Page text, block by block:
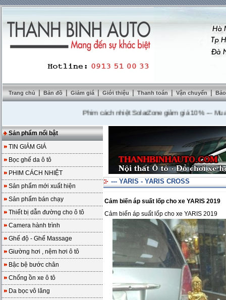
Trang chủ | Bản đồ | Giảm giá | Giới thiệu | Thanh toán | Vận chuyển |
Phim cách nhiệt SolarZone giảm giá 10%---Mua DVD
Sản phẩm nổi bật
TIN GIẢM GIÁ
Bọc ghế da ô tô
PHIM CÁCH NHIỆT
Sản phẩm mới xuất hiện
Sản phẩm bán chạy
Thiết bị dẫn đường cho ô tô
Camera hành trình
Ghế độ - Ghế Massage
Giường hơi , nệm hơi ô tô
Bậc bệ bước chân
Chống ồn xe ô tô
Da bọc vô lăng
--- YARIS - YARIS CROSS
Cảm biến áp suất lốp cho xe YARIS 2019
Cảm biến áp suất lốp cho xe YARIS 2019